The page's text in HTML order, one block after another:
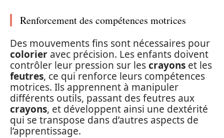
Renforcement des compétences motrices
Des mouvements fins sont nécessaires pour
colorier avec précision. Les enfants doivent
contrôler leur pression sur lescrayons et les
feutres, ce qui renforce leurs compétences
motrices. Ils apprennent à manipuler
différents outils, passant des feutres aux
crayons, et développent ainsi une dextérité
qui se transpose dans d’autres aspects de
l’apprentissage.